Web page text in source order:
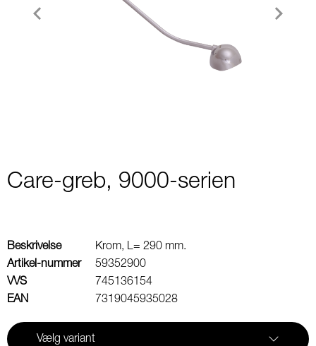
Care-greb, 9000-serien
Beskrivelse
Krom, L= 290 mm.
Artikel-nummer
59352900
VVS
745136154
EAN
7319045935028
Vælg variant